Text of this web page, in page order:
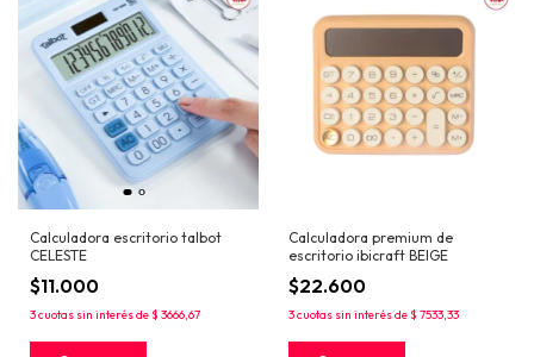
Calculadora escritorio talbot
CELESTE
$11.000
3cuotas sin interés de$ 3666,67
Calculadora premium de
escritorio ibicraft BEIGE
$22.600
3cuotas sin interés de$ 7533,33